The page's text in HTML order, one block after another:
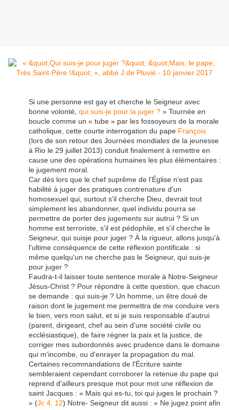
Si une personne est gay et cherche le Seigneur avec
bonne volonté, qui suis-je pour la juger ? » Tournée en
boucle comme un « tube » par les fossoyeurs de la morale
catholique, cette courte interrogation du pape François
(lors de son retour des Journées mondiales de la jeunesse
à Rio le 29 juillet 2013) conduit finalement à remettre en
cause une des opérations humaines les plus élémentaires :
le jugement moral.
Car dès lors que le chef suprême de l'Église n'est pas
habilité à juger des pratiques contrenature d'un
homosexuel qui, surtout s'il cherche Dieu, devrait tout
simplement les abandonner, quel individu pourra se
permettre de porter des jugements sur autrui ? Si un
homme est terroriste, s'il est pédophile, et s'il cherche le
Seigneur, qui suisje pour juger ? À la rigueur, allons jusqu'à
l'ultime conséquence de cette réflexion pontificale : si
même quelqu'un ne cherche pas le Seigneur, qui suis-je
pour juger ?
Faudra-t-il laisser toute sentence morale à Notre-Seigneur
Jésus-Christ ? Pour répondre à cette question, que chacun
se demande : qui suis-je ? Un homme, un être doué de
raison dont le jugement me permettra de me conduire vers
le bien, vers mon salut, et si je suis responsable d'autrui
(parent, dirigeant, chef au sein d'une société civile ou
ecclésiastique), de faire régner la paix et la justice, de
corriger mes subordonnés avec prudence dans le domaine
qui m'incombe, ou d'enrayer la propagation du mal.
Certaines recommandations de l'Écriture sainte
sembleraient cependant corroborer la retenue du pape qui
reprend d'ailleurs presque mot pour mot une réflexion de
saint Jacques : « Mais qui es-tu, toi qui juges le prochain ?
» (Jc 4, 12) Notre- Seigneur dit aussi : « Ne jugez point afin